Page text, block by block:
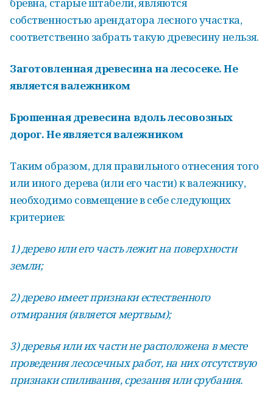
собственностью арендатора лесного участка,
соответственно забрать такую древесину нельзя.
Заготовленная древесина на лесосеке. Не
является валежником
Брошенная древесина вдоль лесовозных
дорог. Не является валежником
Таким образом, для правильного отнесения того
или иного дерева (или его части) к валежнику,
необходимо совмещение в себе следующих
критериев:
1) дерево или его часть лежит на поверхности
земли;
2) дерево имеет признаки естественного
отмирания (является мертвым);
3) деревья или их части не расположена в месте
проведения лесосечных работ, на них отсутствую
признаки спиливания, срезания или срубания.